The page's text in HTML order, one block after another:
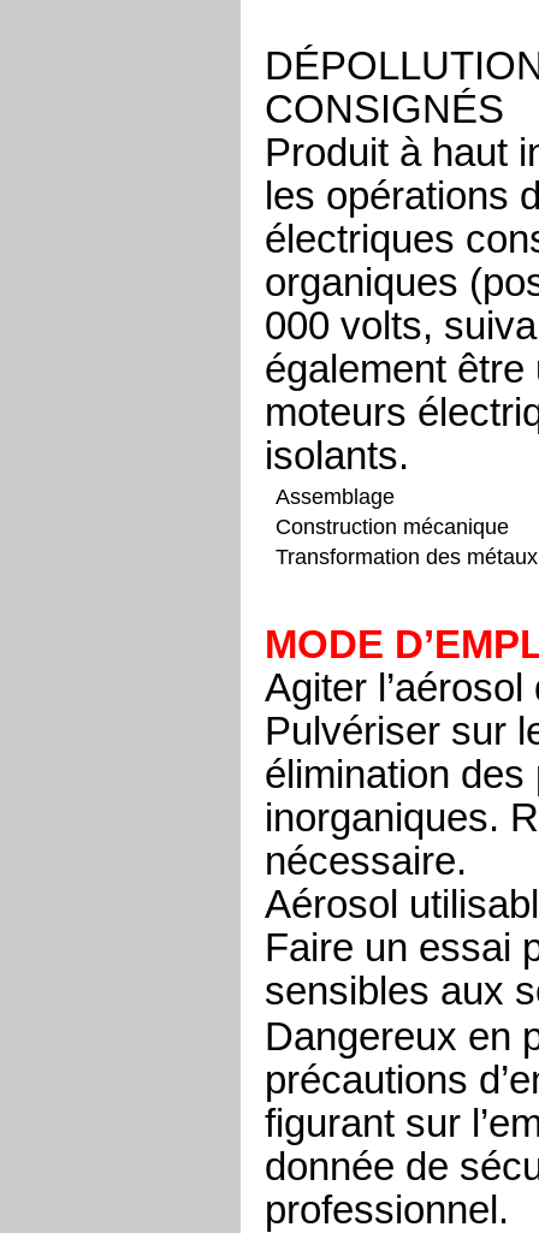
CONSIGNÉS
Produit à haut
les opérations
électriques
organiques
000 volts,
également
moteurs
isolants.
Assemblage
Construction mécanique
Transformation des métaux
MODE
Agiter
Pulvériser sur
élimination
inorganiques.
nécessaire.
Aérosol
Faire un essai
sensibles aux
Dangereux en
précautions
figurant sur
donnée de
professionnel.